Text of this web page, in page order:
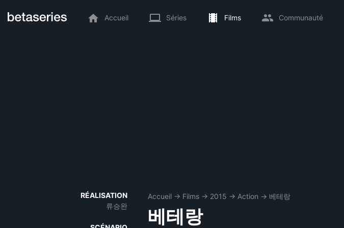
Accueil Séries Films Communauté
RÉALISATION
류승완
Accueil → Films → 2015 → Action → 베테랑
베테랑